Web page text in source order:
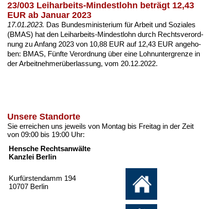
23/003 Leiharbeits-Mindestlohn beträgt 12,43
EUR ab Januar 2023
17.01.2023. Das Bun­des­mi­nis­te­ri­um für Ar­beit und So­zia­les
(BMAS) hat den Leih­ar­beits-Min­dest­lohn durch Rechts­ver­ord­
nung zu An­fang 2023 von 10,88 EUR auf 12,43 EUR an­ge­ho­
ben: BMAS, Fünf­te Ver­ord­nung über ei­ne Lohn­un­ter­gren­ze in
der Ar­beit­neh­merüber­las­sung, vom 20.12.2022.
Unsere Standorte
Sie erreichen uns jeweils von Montag bis Freitag in der Zeit
von 09:00 bis 19:00 Uhr:
Hensche Rechtsanwälte
Kanzlei Berlin
Kurfürstendamm 194
10707 Berlin